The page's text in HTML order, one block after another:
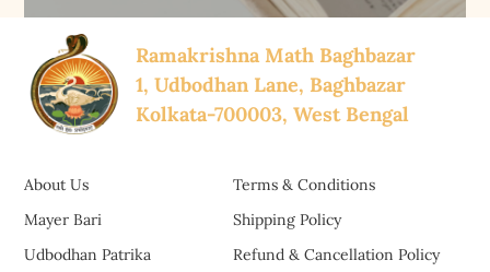
Ramakrishna Math Baghbazar
1, Udbodhan Lane, Baghbazar
Kolkata-700003, West Bengal
About Us
Mayer Bari
Udbodhan Patrika
Terms & Conditions
Shipping Policy
Refund & Cancellation Policy